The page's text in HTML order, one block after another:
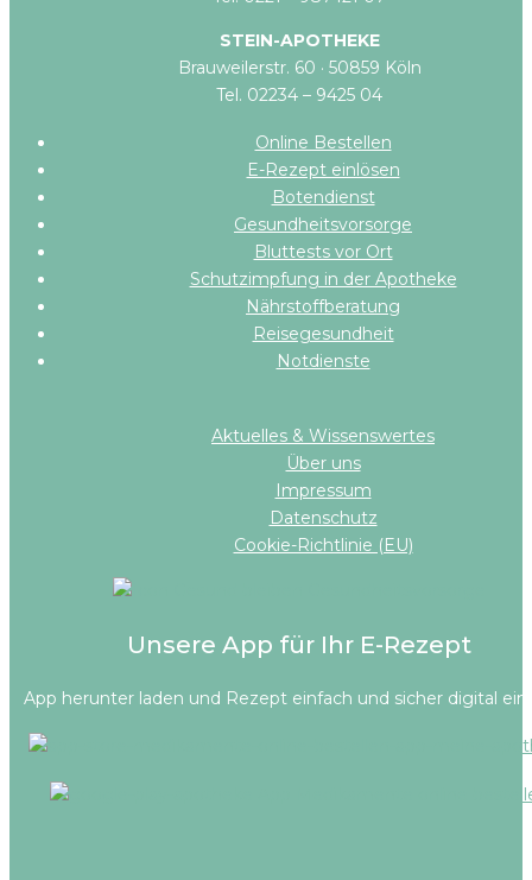
STEIN-APOTHEKE
Brauweilerstr. 60 · 50859 Köln
Tel. 02234 – 9425 04
Online Bestellen
E-Rezept einlösen
Botendienst
Gesundheitsvorsorge
Bluttests vor Ort
Schutzimpfung in der Apotheke
Nährstoffberatung
Reisegesundheit
Notdienste
Aktuelles & Wissenswertes
Über uns
Impressum
Datenschutz
Cookie-Richtlinie (EU)
Unsere App für Ihr E-Rezept
App herunter laden und Rezept einfach und sicher digital